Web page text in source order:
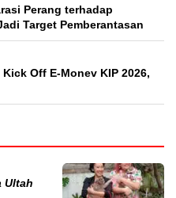
Perang terhadap
Target Pemberantasan
Off E-Monev KIP 2026,
Ultah